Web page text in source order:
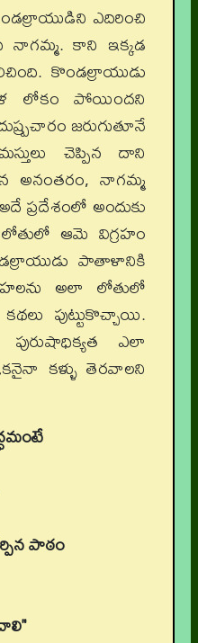
ఎదిరించి
నాగమ్మ. కాని ఇక్కడ
కొండల్రాయుడు
లోకం పోయిందని
జరుగుతూనే
చెప్పిన దాని
అనంతరం, నాగమ్మ
అందుకు
లోతులో ఆమె విగ్రహం
పాతాళానికి
అలా లోతులో
పుట్టుకొచ్చాయి.
పురుషాధిక్యత ఎలా
కళ్ళు తెరవాలని
పాఠం